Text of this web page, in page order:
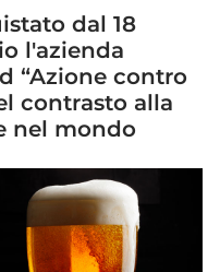
dal 18
l'azienda
“Azione contro
contrasto alla
nel mondo